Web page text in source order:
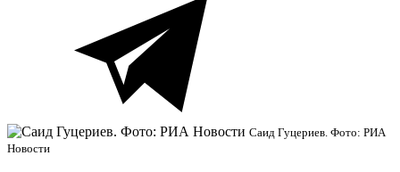
Саид Гуцериев. Фото: РИА
Новости